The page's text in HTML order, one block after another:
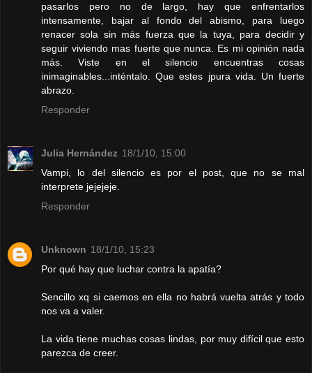
pasarlos pero no de largo, hay que enfrentarlos
intensamente, bajar al fondo del abismo, para luego
renacer sola sin más fuerza que la tuya, para decidir y
seguir viviendo mas fuerte que nunca. Es mi opinión nada
más. Viste en el silencio encuentras cosas
inimaginables...inténtalo. Que estes jpura vida. Un fuerte
abrazo.
Responder
Julia Hernández 18/1/10, 15:00
Vampi, lo del silencio es por el post, que no se mal
interprete jejejeje.
Responder
Unknown 18/1/10, 15:23
Por qué hay que luchar contra la apatía?
Sencillo xq si caemos en ella no habrá vuelta atrás y todo
nos va a valer.
La vida tiene muchas cosas lindas, por muy difícil que esto
parezca de creer.